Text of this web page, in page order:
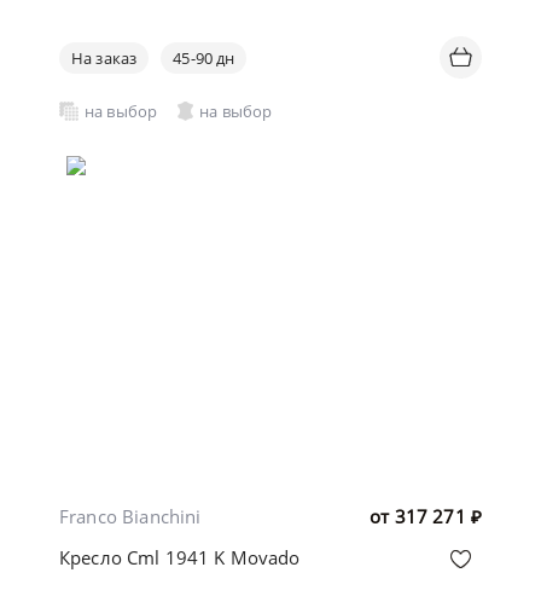
На заказ 45-90 дн
на выбор на выбор
от 317 271 ₽
Franco Bianchini
Кресло Cml 1941 K Movado